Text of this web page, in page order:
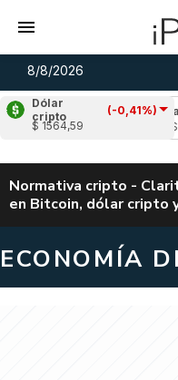
8/8/2026
Dólar
cripto
(-0,41%)
$ 1564,59
1,00%)
u$s
Normativa cripto -
en Bitcoin, dólar cripto
ECONOMÍA